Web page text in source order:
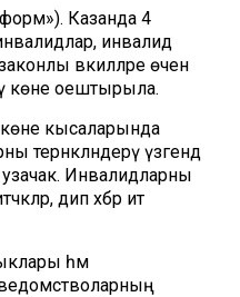
Казанда 4
инвалид
вәкилләре өчен
көне оештырыла.
кысаларында
үзәгендә
Инвалидларны
дип хәбәр итә
һәм